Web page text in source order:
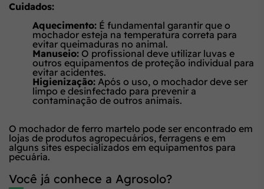
Cuidados:
Aquecimento: É fundamental garantir que o
mochador esteja na temperatura correta para
evitar queimaduras no animal.
Manuseio: O profissional deve utilizar luvas e
outros equipamentos de proteção individual para
evitar acidentes.
Higienização: Após o uso, o mochador deve ser
limpo e desinfectado para prevenir a
contaminação de outros animais.
O mochador de ferro martelo pode ser encontrado em
lojas de produtos agropecuários, ferragens e em
alguns sites especializados em equipamentos para
pecuária.
Você já conhece a Agrosolo?